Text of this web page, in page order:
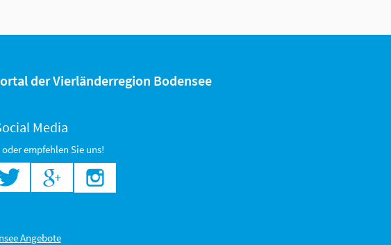
der Vierländerregion Bodensee
Media
empfehlen Sie uns!
Angebote